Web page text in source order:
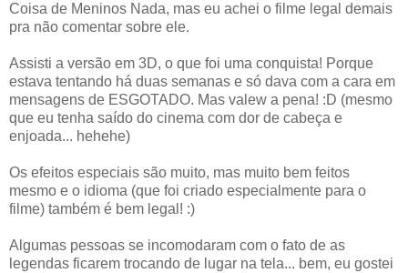
Coisa de Meninos Nada, mas eu achei o filme legal demais
pra não comentar sobre ele.
Assisti a versão em 3D, o que foi uma conquista! Porque
estava tentando há duas semanas e só dava com a cara em
mensagens de ESGOTADO. Mas valew a pena! :D (mesmo
que eu tenha saído do cinema com dor de cabeça e
enjoada... hehehe)
Os efeitos especiais são muito, mas muito bem feitos
mesmo e o idioma (que foi criado especialmente para o
filme) também é bem legal! :)
Algumas pessoas se incomodaram com o fato de as
legendas ficarem trocando de lugar na tela... bem, eu gostei